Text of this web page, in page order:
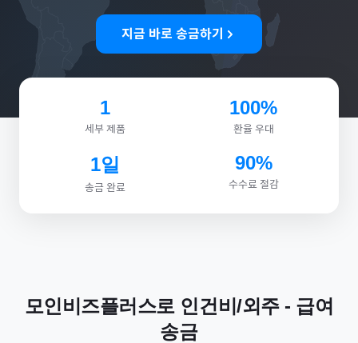
지금 바로 송금하기
1
세부 제품
100%
환율 우대
1일
송금 완료
90%
수수료 절감
모인비즈플러스로 인건비/외주- 급여
송금